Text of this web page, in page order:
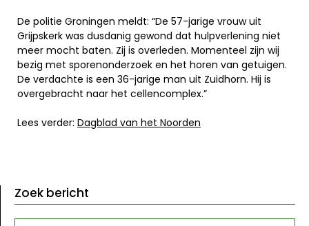
De politie Groningen meldt: “De 57-jarige vrouw uit
Grijpskerk was dusdanig gewond dat hulpverlening niet
meer mocht baten. Zij is overleden. Momenteel zijn wij
bezig met sporenonderzoek en het horen van getuigen.
De verdachte is een 36-jarige man uit Zuidhorn. Hij is
overgebracht naar het cellencomplex.”
Lees verder: Dagblad van het Noorden
Zoek bericht